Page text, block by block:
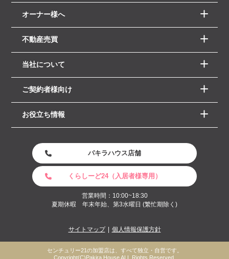
オーナー様へ
不動産売買
当社について
ご契約者様向け
お役立ち情報
パキラハウス店舗
くらしーど24（入居者様専用）
営業時間：10:00~18:30
夏期休暇 年末年始、第3水曜日 (繁忙期除く)
サイトマップ 個人情報保護方針
センチュリー21の加盟店は、すべて独立・自営です。
Copyright(C)Pakira House ALL Rights Reserved.